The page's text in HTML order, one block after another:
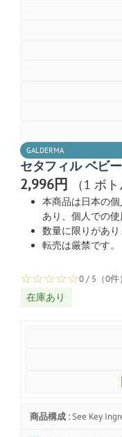
GALDERMA
セタフィル ベビ
2,996円 （1 ボ
本商品は日本の
あり、個人での使
数量に限りがあり
転売は厳禁です。
☆☆☆☆☆0 / 5（0件）
在庫あり
商品構成 : See Key